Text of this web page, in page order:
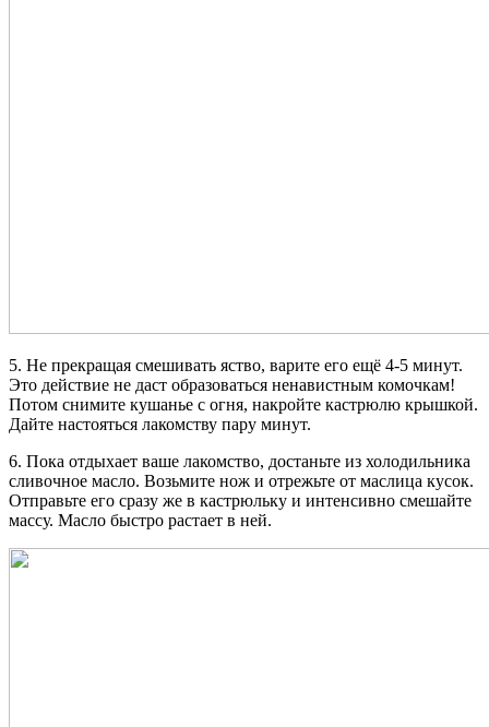
5. Не прекращая смешивать яство, варите его ещё 4-5 минут.
Это действие не даст образоваться ненавистным комочкам!
Потом снимите кушанье с огня, накройте кастрюлю крышкой.
Дайте настояться лакомству пару минут.
6. Пока отдыхает ваше лакомство, достаньте из холодильника
сливочное масло. Возьмите нож и отрежьте от маслица кусок.
Отправьте его сразу же в кастрюльку и интенсивно смешайте
массу. Масло быстро растает в ней.